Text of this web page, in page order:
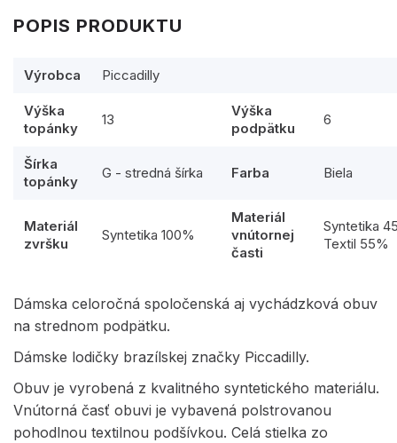
POPIS PRODUKTU
Výrobca Piccadilly
Výška
topánky
13
Výška
podpätku
6
Šírka
topánky
G - stredná šírka Farba Biela
Materiál
zvršku
Syntetika 100%
Materiál
vnútornej
časti
Syntetika
Textil 55%
Dámska celoročná spoločenská aj vychádzková obuv
na strednom podpätku.
Dámske lodičky brazílskej značky Piccadilly.
Obuv je vyrobená z kvalitného syntetického materiálu.
Vnútorná časť obuvi je vybavená polstrovanou
pohodlnou textilnou podšívkou. Celá stielka zo